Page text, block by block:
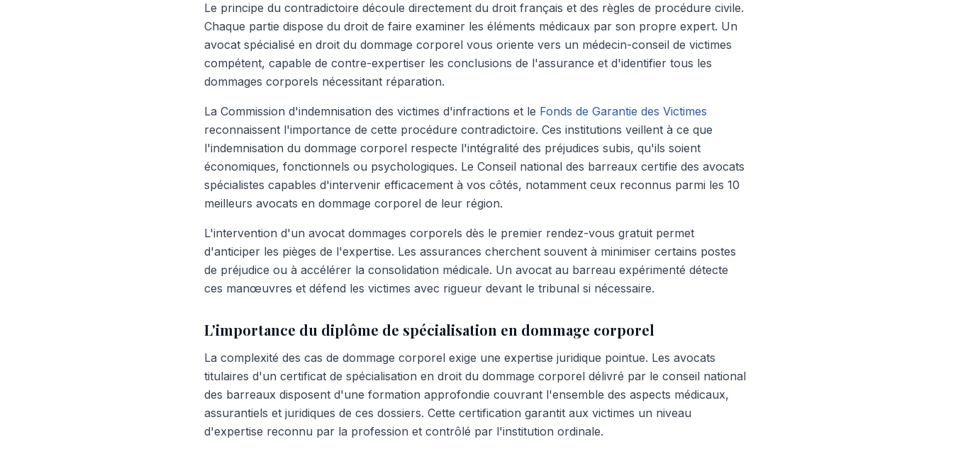
Le principe du contradictoire découle directement du droit français et des règles de procédure civile.
Chaque partie dispose du droit de faire examiner les éléments médicaux par son propre expert. Un
avocat spécialisé en droit du dommage corporel vous oriente vers un médecin-conseil de victimes
compétent, capable de contre-expertiser les conclusions de l'assurance et d'identifier tous les
dommages corporels nécessitant réparation.
La Commission d'indemnisation des victimes d'infractions et le Fonds de Garantie des Victimes
reconnaissent l'importance de cette procédure contradictoire. Ces institutions veillent à ce que
l'indemnisation du dommage corporel respecte l'intégralité des préjudices subis, qu'ils soient
économiques, fonctionnels ou psychologiques. Le Conseil national des barreaux certifie des avocats
spécialistes capables d'intervenir efficacement à vos côtés, notamment ceux reconnus parmi les 10
meilleurs avocats en dommage corporel de leur région.
L'intervention d'un avocat dommages corporels dès le premier rendez-vous gratuit permet
d'anticiper les pièges de l'expertise. Les assurances cherchent souvent à minimiser certains postes
de préjudice ou à accélérer la consolidation médicale. Un avocat au barreau expérimenté détecte
ces manœuvres et défend les victimes avec rigueur devant le tribunal si nécessaire.
L'importance du diplôme de spécialisation en dommage corporel
La complexité des cas de dommage corporel exige une expertise juridique pointue. Les avocats
titulaires d'un certificat de spécialisation en droit du dommage corporel délivré par le conseil national
des barreaux disposent d'une formation approfondie couvrant l'ensemble des aspects médicaux,
assurantiels et juridiques de ces dossiers. Cette certification garantit aux victimes un niveau
d'expertise reconnu par la profession et contrôlé par l'institution ordinale.